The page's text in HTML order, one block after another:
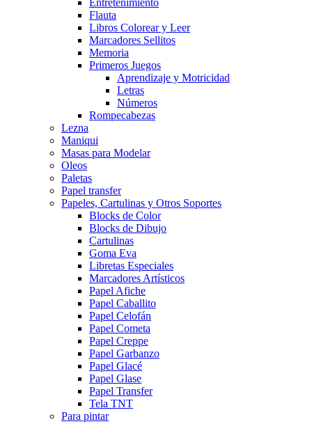
Flauta
Libros Colorear y Leer
Marcadores Sellitos
Memoria
Primeros Juegos
Aprendizaje y Motricidad
Letras
Números
Rompecabezas
Lezna
Maniqui
Masas para Modelar
Oleos
Paletas
Papel transfer
Papeles, Cartulinas y Otros Soportes
Blocks de Color
Blocks de Dibujo
Cartulinas
Goma Eva
Libretas Especiales
Marcadores Artísticos
Papel Afiche
Papel Caballito
Papel Celofán
Papel Cometa
Papel Creppe
Papel Garbanzo
Papel Glacé
Papel Glase
Papel Transfer
Tela TNT
Para pintar